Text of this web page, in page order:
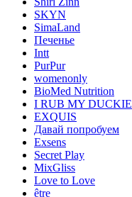
SKYN
SimaLand
Печенье
Intt
PurPur
womenonly
BioMed Nutrition
I RUB MY DUCKIE
EXQUIS
Давай попробуем
Exsens
Secret Play
MixGliss
Love to Love
être